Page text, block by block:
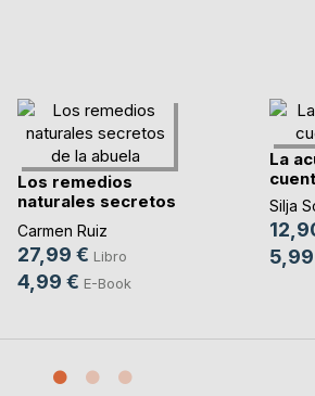
Los remedios
naturales secretos
de(...)
Carmen Ruiz
27,99 € Libro
4,99 € E-Book
La
Silja